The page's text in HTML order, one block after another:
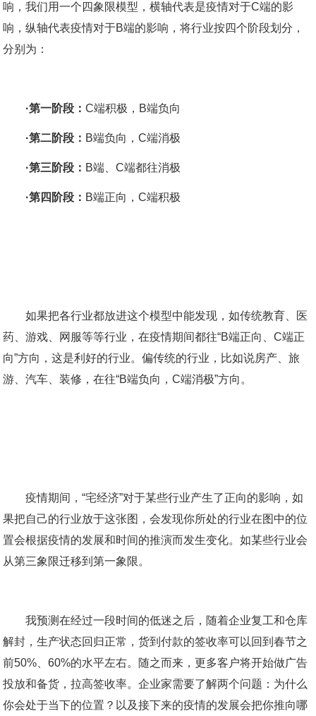
响，我们用一个四象限模型，横轴代表是疫情对于C端的影
响，纵轴代表疫情对于B端的影响，将行业按四个阶段划分，
分别为：
·第一阶段：C端积极，B端负向
·第二阶段： B端负向，C端消极
·第三阶段： B端、C端都往消极
·第四阶段： B端正向，C端积极
如果把各行业都放进这个模型中能发现，如传统教育、医
药、游戏、网服等等行业，在疫情期间都往“B端正向、C端正
向”方向，这是利好的行业。偏传统的行业，比如说房产、旅
游、汽车、装修，在往“B端负向，C端消极”方向。
疫情期间，“宅经济”对于某些行业产生了正向的影响，如
果把自己的行业放于这张图，会发现你所处的行业在图中的位
置会根据疫情的发展和时间的推演而发生变化。如某些行业会
从第三象限迁移到第一象限。
我预测在经过一段时间的低迷之后，随着企业复工和仓库
解封，生产状态回归正常，货到付款的签收率可以回到春节之
前50%、60%的水平左右。随之而来，更多客户将开始做广告
投放和备货，拉高签收率。企业家需要了解两个问题：为什么
你会处于当下的位置？以及接下来的疫情的发展会把你推向哪